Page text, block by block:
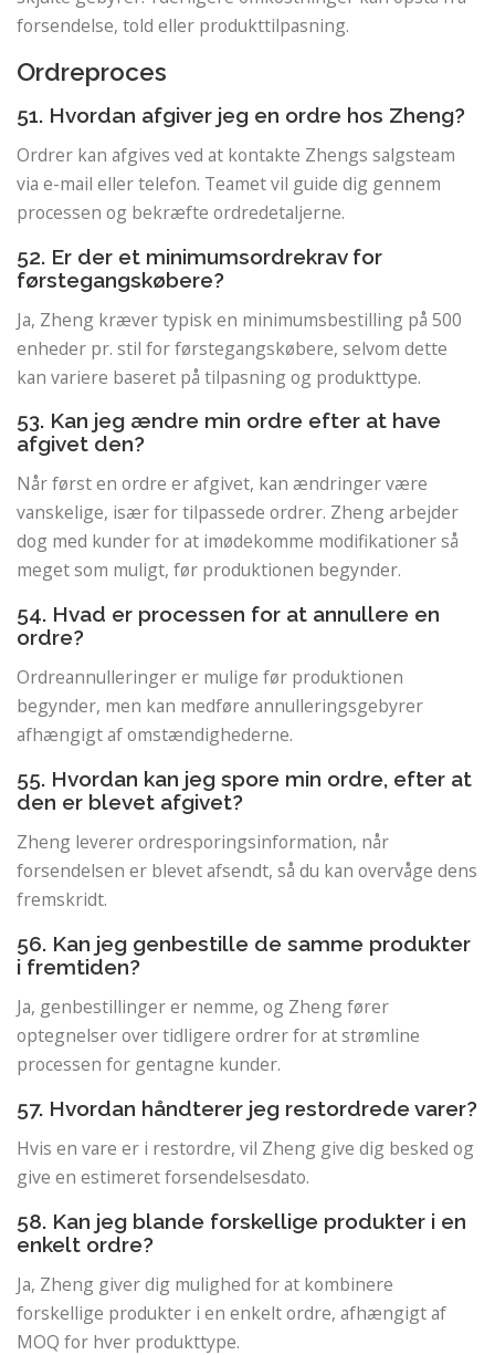
forsendelse, told eller produkttilpasning.
Ordreproces
51. Hvordan afgiver jeg en ordre hos Zheng?
Ordrer kan afgives ved at kontakte Zhengs salgsteam
via e-mail eller telefon. Teamet vil guide dig gennem
processen og bekræfte ordredetaljerne.
52. Er der et minimumsordrekrav for
førstegangskøbere?
Ja, Zheng kræver typisk en minimumsbestilling på 500
enheder pr. stil for førstegangskøbere, selvom dette
kan variere baseret på tilpasning og produkttype.
53. Kan jeg ændre min ordre efter at have
afgivet den?
Når først en ordre er afgivet, kan ændringer være
vanskelige, især for tilpassede ordrer. Zheng arbejder
dog med kunder for at imødekomme modifikationer så
meget som muligt, før produktionen begynder.
54. Hvad er processen for at annullere en
ordre?
Ordreannulleringer er mulige før produktionen
begynder, men kan medføre annulleringsgebyrer
afhængigt af omstændighederne.
55. Hvordan kan jeg spore min ordre, efter at
den er blevet afgivet?
Zheng leverer ordresporingsinformation, når
forsendelsen er blevet afsendt, så du kan overvåge dens
fremskridt.
56. Kan jeg genbestille de samme produkter
i fremtiden?
Ja, genbestillinger er nemme, og Zheng fører
optegnelser over tidligere ordrer for at strømline
processen for gentagne kunder.
57. Hvordan håndterer jeg restordrede varer?
Hvis en vare er i restordre, vil Zheng give dig besked og
give en estimeret forsendelsesdato.
58. Kan jeg blande forskellige produkter i en
enkelt ordre?
Ja, Zheng giver dig mulighed for at kombinere
forskellige produkter i en enkelt ordre, afhængigt af
MOQ for hver produkttype.